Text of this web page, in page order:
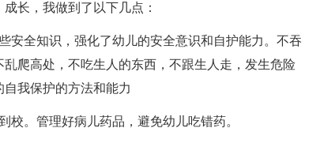
长，我做到了以下几点：
全知识，强化了幼儿的安全意识和自护能力。不吞
爬高处，不吃生人的东西，不跟生人走，发生危险
我保护的方法和能力
。管理好病儿药品，避免幼儿吃错药。